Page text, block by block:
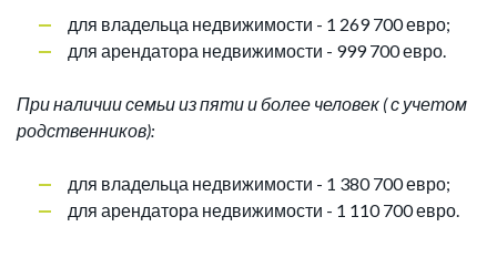
для владельца недвижимости - 1 269 700 евро;
для арендатора недвижимости - 999 700 евро.
При наличии семьи из пяти и более человек ( с учетом
родственников):
для владельца недвижимости - 1 380 700 евро;
для арендатора недвижимости - 1 110 700 евро.